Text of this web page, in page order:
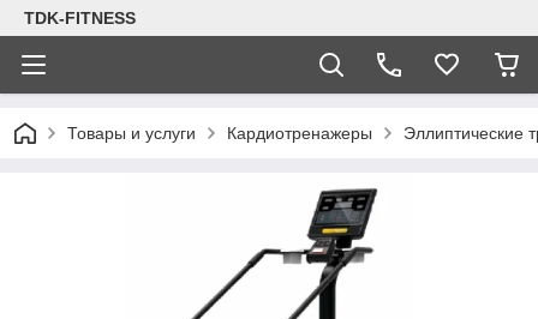
TDK-FITNESS
Товары и услуги Кардиотренажеры Эллиптические